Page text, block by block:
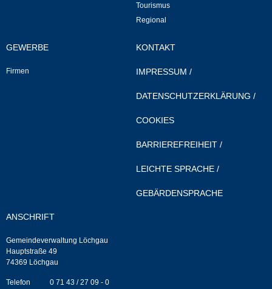
Bürgerservice
Bauen & Wohnen
NETZMonitor
Tourismus
Regional
GEWERBE
Firmen
KONTAKT
IMPRESSUM /
DATENSCHUTZERKLÄRUNG /
COOKIES
BARRIEREFREIHEIT /
LEICHTE SPRACHE /
GEBÄRDENSPRACHE
ANSCHRIFT
Gemeindeverwaltung Löchgau
Hauptstraße 49
74369 Löchgau
Telefon
0 71 43 / 27 09 - 0